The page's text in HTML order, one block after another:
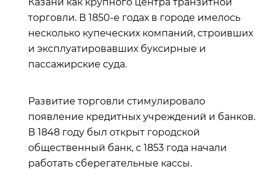
торговли. В 1850-е годах в городе имелось
несколько купеческих компаний, строивших
и эксплуатировавших буксирные и
пассажирские суда.
Развитие торговли стимулировало
появление кредитных учреждений и банков.
В 1848 году был открыт городской
общественный банк, с 1853 года начали
работать сберегательные кассы.